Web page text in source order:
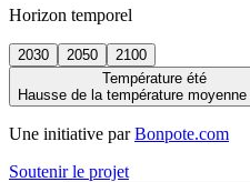
Horizon temporel
2030 2050
2100
Température été
Hausse de la température
Une initiative par Bonpote.com
Soutenir le projet